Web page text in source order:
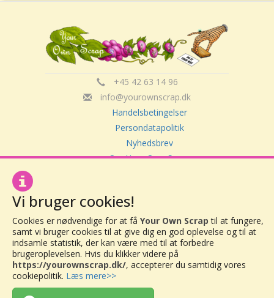
+45 42 63 14 96
info@yourownscrap.dk
Handelsbetingelser
Persondatapolitik
Nyhedsbrev
Om Your Own Scrap
Your Own Scrap
CVR: 30416082
Vor Frue Hovedgade 20
4000 Roskilde
Vi bruger cookies!
Cookies er nødvendige for at få Your Own Scrap til at fungere,
samt vi bruger cookies til at give dig en god oplevelse og til at
indsamle statistik, der kan være med til at forbedre
brugeroplevelsen. Hvis du klikker videre på
https://yourownscrap.dk/, accepterer du samtidig vores
cookiepolitik. Læs mere>>